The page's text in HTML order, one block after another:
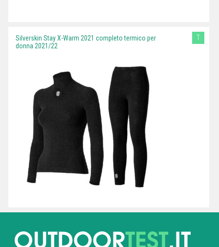
Silverskin Stay X-Warm 2021 completo termico per
donna 2021/22
T